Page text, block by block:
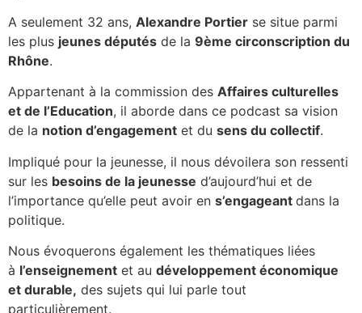
A seulement 32 ans, Alexandre Portier se situe parmi
les plus jeunes députés de la 9ème circonscription du
Rhône.
Appartenant à la commission des Affaires culturelles
et de l’Education, il aborde dans ce podcast sa vision
de la notion d’engagement et du sens du collectif.
Impliqué pour la jeunesse, il nous dévoilera son ressenti
sur les besoins de la jeunesse d’aujourd’hui et de
l’importance qu’elle peut avoir en s’engageant dans la
politique.
Nous évoquerons également les thématiques liées
à l’enseignement et au développement économique
et durable, des sujets qui lui parle tout
particulièrement.